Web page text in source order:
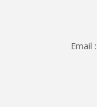
Email :